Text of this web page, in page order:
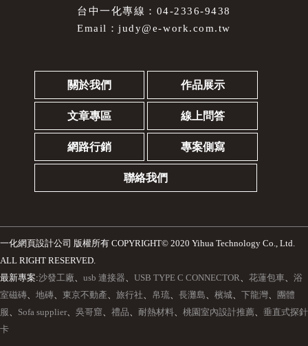
台中一化專線：04-2336-9438
Email：judy@e-work.com.tw
關於我們 作品展示
文章專區 線上問答
網路行銷 專案側寫
聯絡我們
一化網頁設計公司
版權所有 COPYRIGHT© 2020 Yihua Technology Co., Ltd.
ALL RIGHT RESERVED.
最新專案:沙發工廠、 usb 連接器、 USB TYPE C CONNECTOR、 花蓮包車、 浴
室磁磚、 地磚、 東京不動產、 旅行社、 帛琉、 長灘島、 檳城、 下龍灣、
團體
服、 Sofa supplier、 吳哥窟、 禮品、 耐熱材料、 桃園室內設計推薦、 垂直式探針
卡